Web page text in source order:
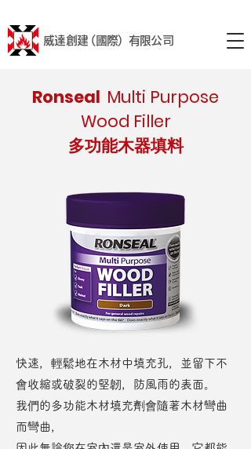
威達創建 (國際) 有限公司
Ronseal Multi Purpose
Wood Filler
多功能木器填料
快速，輕鬆地在木材中填充孔，並留下不
會收縮或破裂的堅韌，防風雨的表面。
我們的多功能木材填充劑會隨著木材彎曲
而彎曲，